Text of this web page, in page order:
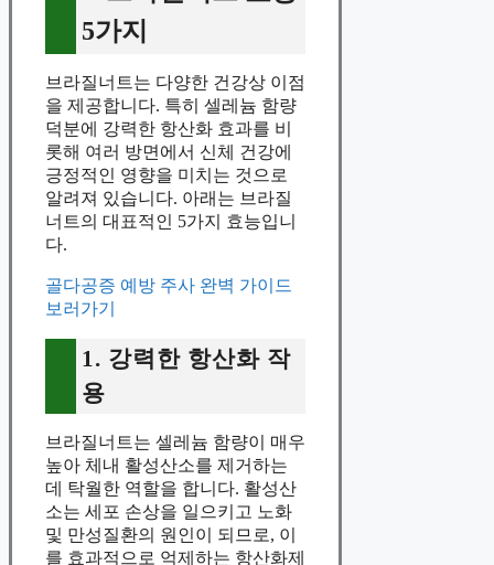
5가지
브라질너트는 다양한 건강상 이점
을 제공합니다. 특히 셀레늄 함량
덕분에 강력한 항산화 효과를 비
롯해 여러 방면에서 신체 건강에
긍정적인 영향을 미치는 것으로
알려져 있습니다. 아래는 브라질
너트의 대표적인 5가지 효능입니
다.
골다공증 예방 주사 완벽 가이드
보러가기
1. 강력한 항산화 작
용
브라질너트는 셀레늄 함량이 매우
높아 체내 활성산소를 제거하는
데 탁월한 역할을 합니다. 활성산
소는 세포 손상을 일으키고 노화
및 만성질환의 원인이 되므로, 이
를 효과적으로 억제하는 항산화제